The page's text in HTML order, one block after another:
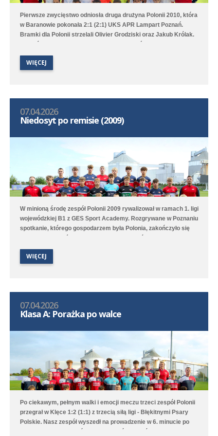
Pierwsze zwycięstwo odniosła druga drużyna Polonii 2010, która
w Baranowie pokonała 2:1 (2:1) UKS APR Lampart Poznań.
Bramki dla Polonii strzelali Olivier Grodziski oraz Jakub Królak.
Punktów nie udało się tym razem wywalczyć pierwszej drużynie,
wynikiem 1:2 (0:2), a jedyną bramkę dla Średzian strzelił z rzutu
karnego Sviatoslav Melnykov.
WIĘCEJ
07.04.2026
Niedosyt po remisie (2009)
W minioną środę zespół Polonii 2009 rywalizował w ramach 1. ligi
wojewódzkiej B1 z GES Sport Academy. Rozgrywane w Poznaniu
spotkanie, którego gospodarzem była Polonia, zakończyło się
podziałem punktów po remisie 1:1. Gola dla średzkiej drużyny
niedosyt, bo mimo wielu okazji bramkowych nie udało się zdobyć
gola na wagę trzech punktów. Polonia jest trzecia w tabeli, a w
WIĘCEJ
07.04.2026
Klasa A: Porażka po walce
Po ciekawym, pełnym walki i emocji meczu trzeci zespół Polonii
przegrał w Klęce 1:2 (1:1) z trzecią siłą ligi - Błękitnymi Psary
Polskie. Nasz zespół wyszedł na prowadzenie w 6. minucie po
trafieniu Huberta Łosińskiego, ale goście wyrównaniu tuż przed